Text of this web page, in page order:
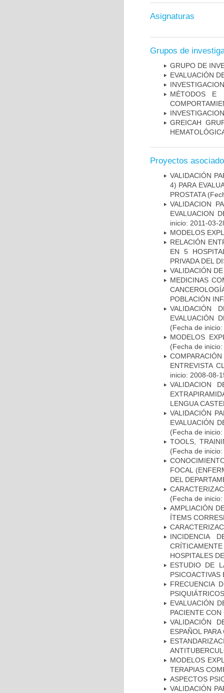
Asignaturas
Grupos de
GRUPO DE
EVALUACIÓN
MÉTODOS E
GREICAH
Proyectos
VALIDACIÓN
4) PARA
PROSTATA
VALIDACION
EVALUACION
inicio: 2011-03-
MODELOS
RELACIÓN
EN 5
PRIVADA DEL
VALIDACIÓN
MEDICINAS
POBLACIÓN
VALIDACIÓN
EVALUACIÓN
(Fecha de
MODELOS
(Fecha de
ENTREVISTA
inicio: 2008-08-
VALIDACION
LENGUA
VALIDACIÓN
EVALUACIÓN
(Fecha de
TOOLS,
(Fecha de
FOCAL
DEL
(Fecha de
AMPLIACIÓN
ÍTEMS
INCIDENCIA
HOSPITALES
ESTUDIO DE
PSICOACTIVAS
FRECUENCIA
EVALUACIÓN
PACIENTE CON
VALIDACIÓN
ESPAÑOL
MODELOS
TERAPIAS
ASPECTOS
VALIDACIÓN